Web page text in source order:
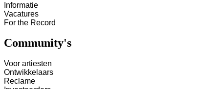
Informatie
Vacatures
For the Record
Community's
Voor artiesten
Ontwikkelaars
Reclame